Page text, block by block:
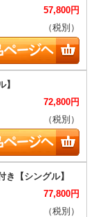
57,800円
（税別）
72,800円
（税別）
77,800円
（税別）